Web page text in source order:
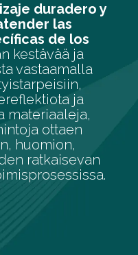
manera
de formación
Ohjata
ottaen huomioon
olevat
älykkyydet.